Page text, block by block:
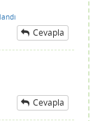
Cevapla
Cevapla